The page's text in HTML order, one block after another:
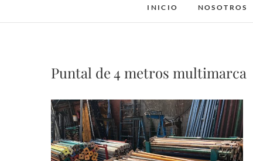
INICIO NOSOTROS
Puntal de 4 metros multimarca